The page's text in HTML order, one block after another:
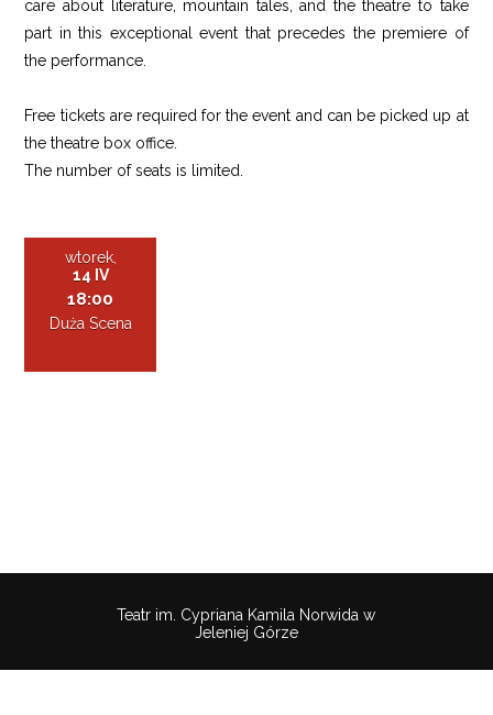
care about literature, mountain tales, and the theatre to take
part in this exceptional event that precedes the premiere of
the performance.
Free tickets are required for the event and can be picked up at
the theatre box office.
The number of seats is limited.
wtorek,
14 IV
18:00
Duża Scena
Teatr im. Cypriana Kamila Norwida w
Jeleniej Górze